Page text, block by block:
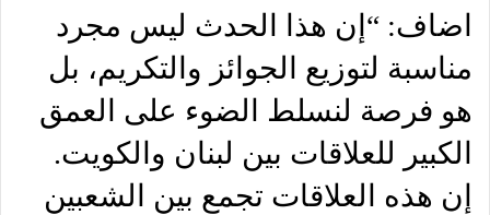
اضاف: “إن هذا الحدث ليس مجرد
مناسبة لتوزيع الجوائز والتكريم، بل
هو فرصة لنسلط الضوء على العمق
الكبير للعلاقات بين لبنان والكويت.
إن هذه العلاقات تجمع بين الشعبين